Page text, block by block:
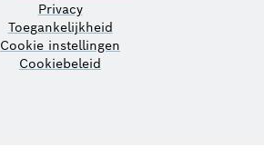
Privacy
Toegankelijkheid
Cookie instellingen
Cookiebeleid